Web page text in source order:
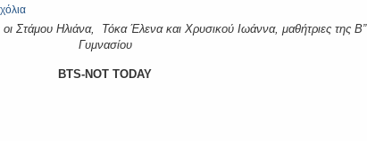
Τόκα Έλενα και Χρυσικού Ιωάννα, μαθήτριες της Β”
Γυμνασίου
BTS-NOT TODAY